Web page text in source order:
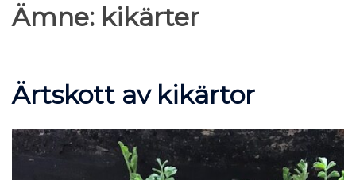
Ämne: kikärter
Ärtskott av kikärtor